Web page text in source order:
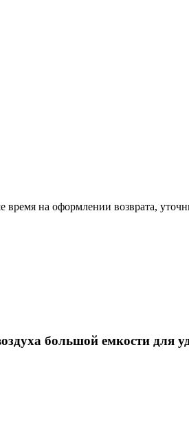
время на оформлении возврата,
большой емкости для